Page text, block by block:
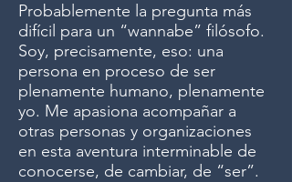
Probablemente la pregunta más
difícil para un “wannabe” filósofo.
Soy, precisamente, eso: una
persona en proceso de ser
plenamente humano, plenamente
yo. Me apasiona acompañar a
otras personas y organizaciones
en esta aventura interminable de
conocerse, de cambiar, de “ser”.